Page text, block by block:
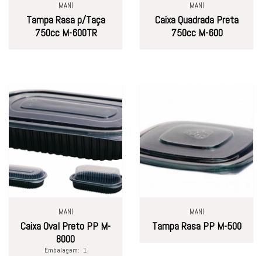
MANI
Tampa Rasa p/Taça
750cc M-600TR
MANI
Caixa Quadrada Preta
750cc M-600
MANI
Caixa Oval Preto PP M-
8000
Embalagem: 1
MANI
Tampa Rasa PP M-500